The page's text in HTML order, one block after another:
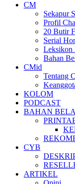
CM
Sekapur
Profil
20 Butir
Serial
Leksikon
Bahan
CMid
Tentang
KOLOM
PODCAST
BAHAN
CYB
ARTIKEL